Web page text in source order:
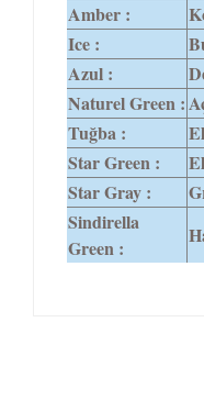
Amber :
Ice :
Azul :
Naturel Green :
Tuğba :
Star Green :
Star Gray :
Sindirella
Green :